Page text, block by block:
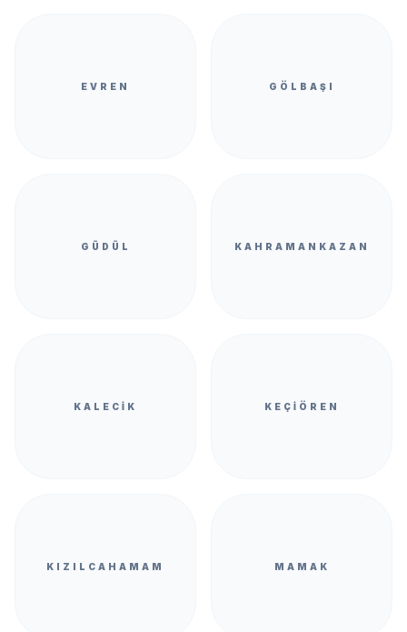
EVREN GÖLBAŞI
GÜDÜL KAHRAMANKAZAN
KALECIK KEÇIÖREN
KIZILCAHAMAM MAMAK